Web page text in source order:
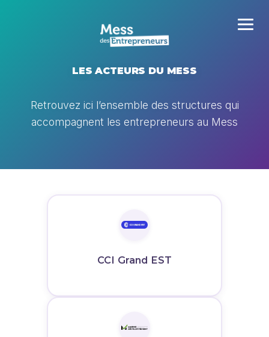
LES ACTEURS DU MESS
Retrouvez ici l’ensemble des structures qui
accompagnent les entrepreneurs au Mess
CCI Grand EST